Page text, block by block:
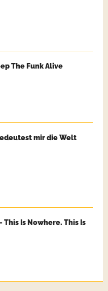
The Funk Alive
mir die Welt
This Is Nowhere. This Is